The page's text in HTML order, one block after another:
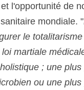
l'opportunité de
mondiale. "
le
martiale
; une
ou une plus